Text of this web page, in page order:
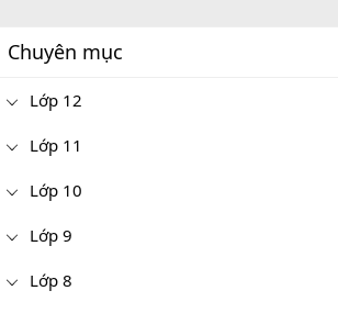
Chuyên mục
Lớp 12
Lớp 11
Lớp 10
Lớp 9
Lớp 8